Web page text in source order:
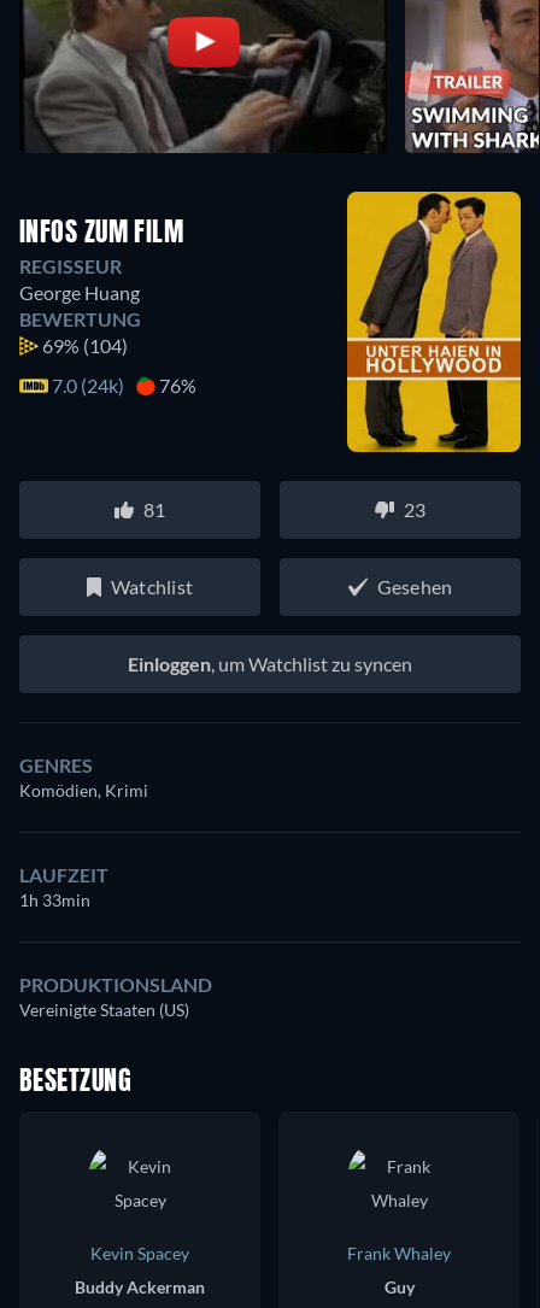
INFOS ZUM FILM
REGISSEUR
George Huang
BEWERTUNG
69% (104)
7.0 (24k)
76%
81 23
Watchlist Gesehen
Einloggen , um Watchlist zu syncen
GENRES
Komödien, Krimi
LAUFZEIT
1h 33min
PRODUKTIONSLAND
Vereinigte Staaten (US)
BESETZUNG
Kevin Spacey
Buddy Ackerman
Frank Whaley
Guy